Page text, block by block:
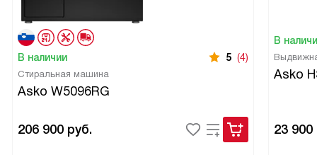
В наличии 5 (4)
Стиральная машина
Asko W5096RG
206 900 руб.
В
Asko
23 900